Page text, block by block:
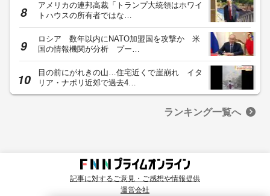
アメリカの連邦高裁「トランプ大統領はホワイ
トハウスの所有者ではな…
ロシア 数年以内にNATO加盟国を攻撃か 米
国の情報機関が分析 プー…
目の前にがれきの山…住宅近くで崖崩れ イタ
リア・ナポリ近郊で過去4…
ランキング一覧へ
記事に対するご意見・ご感想や情報提供
運営会社